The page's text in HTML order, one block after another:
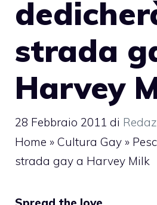
strada
Harvey
28 Febbraio 2011 di
Home » Cultura Gay »
strada gay a Harvey Milk